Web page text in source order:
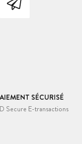
SÉCURISÉ
Secure E-transactions